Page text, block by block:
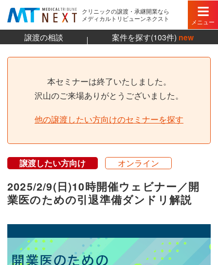
クリニックの譲渡・承継開業なら
メディカルトリビューンネクスト
メニュー
譲渡の相談 案件を探す(103件) new
本セミナーは終了いたしました。
沢山のご来場ありがとうございました。
他の譲渡したい方向けのセミナーを探す
譲渡したい方向け オンライン
2025/2/9(日)10時開催ウェビナー／開
業医のための引退準備ダンドリ解説